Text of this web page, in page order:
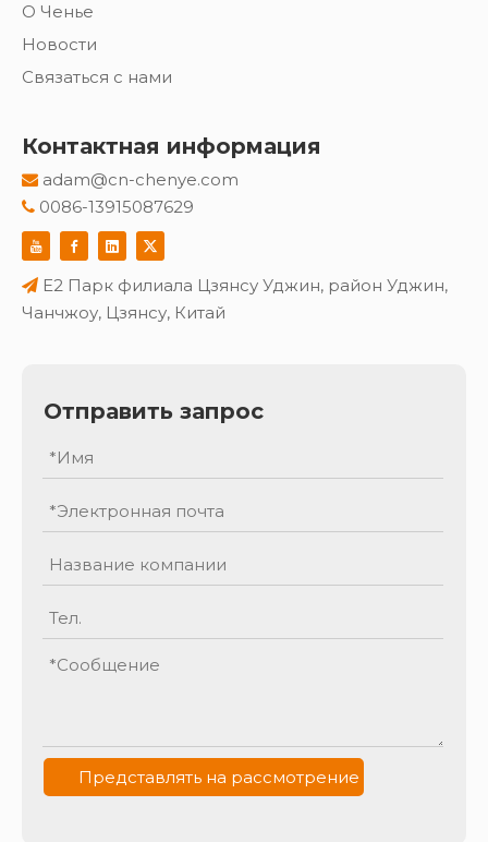
О Ченье
Новости
Связаться с нами
Контактная информация
 adam@cn-chenye.com
 0086-13915087629
 E2 Парк филиала Цзянсу Уджин, район Уджин,
Чанчжоу, Цзянсу, Китай
Отправить запрос
Представлять на рассмотрение